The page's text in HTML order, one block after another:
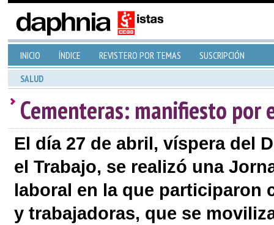
INICIO ÍNDICE REVISTERO POR TEMAS SUSCRIPCIÓN
SALUD
Cementeras: manifiesto por
El día 27 de abril, víspera del
el Trabajo, se realizó una
laboral en la que participaron
y trabajadoras, que se